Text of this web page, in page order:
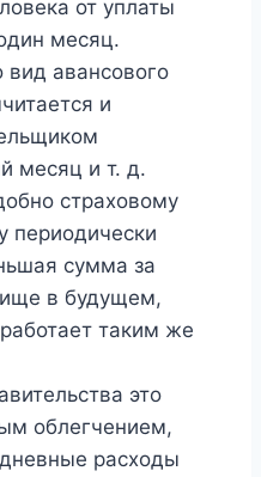
от уплаты
месяц.
вид авансового
и
месяц и т. д.
страховому
периодически
сумма за
в будущем,
таким же
это
облегчением,
расходы